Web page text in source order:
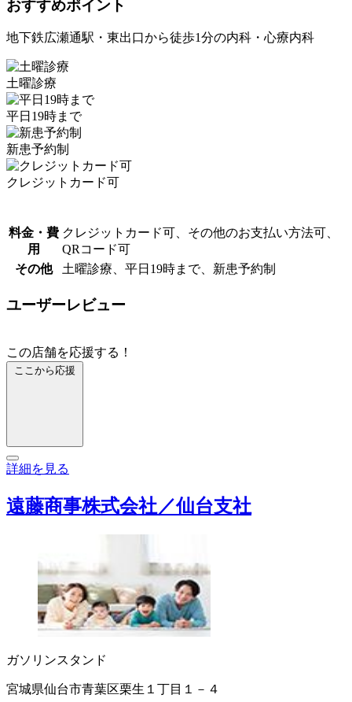
おすすめポイント
地下鉄広瀬通駅・東出口から徒歩1分の内科・心療内科
土曜診療
平日19時まで
新患予約制
クレジットカード可
料金・費
用
クレジットカード可、その他のお支払い方法可、
QRコード可
その他
土曜診療、平日19時まで、新患予約制
ユーザーレビュー
この店舗を応援する！
ここから応援
詳細を見る
遠藤商事株式会社／仙台支社
ガソリンスタンド
宮城県仙台市青葉区栗生１丁目１－４